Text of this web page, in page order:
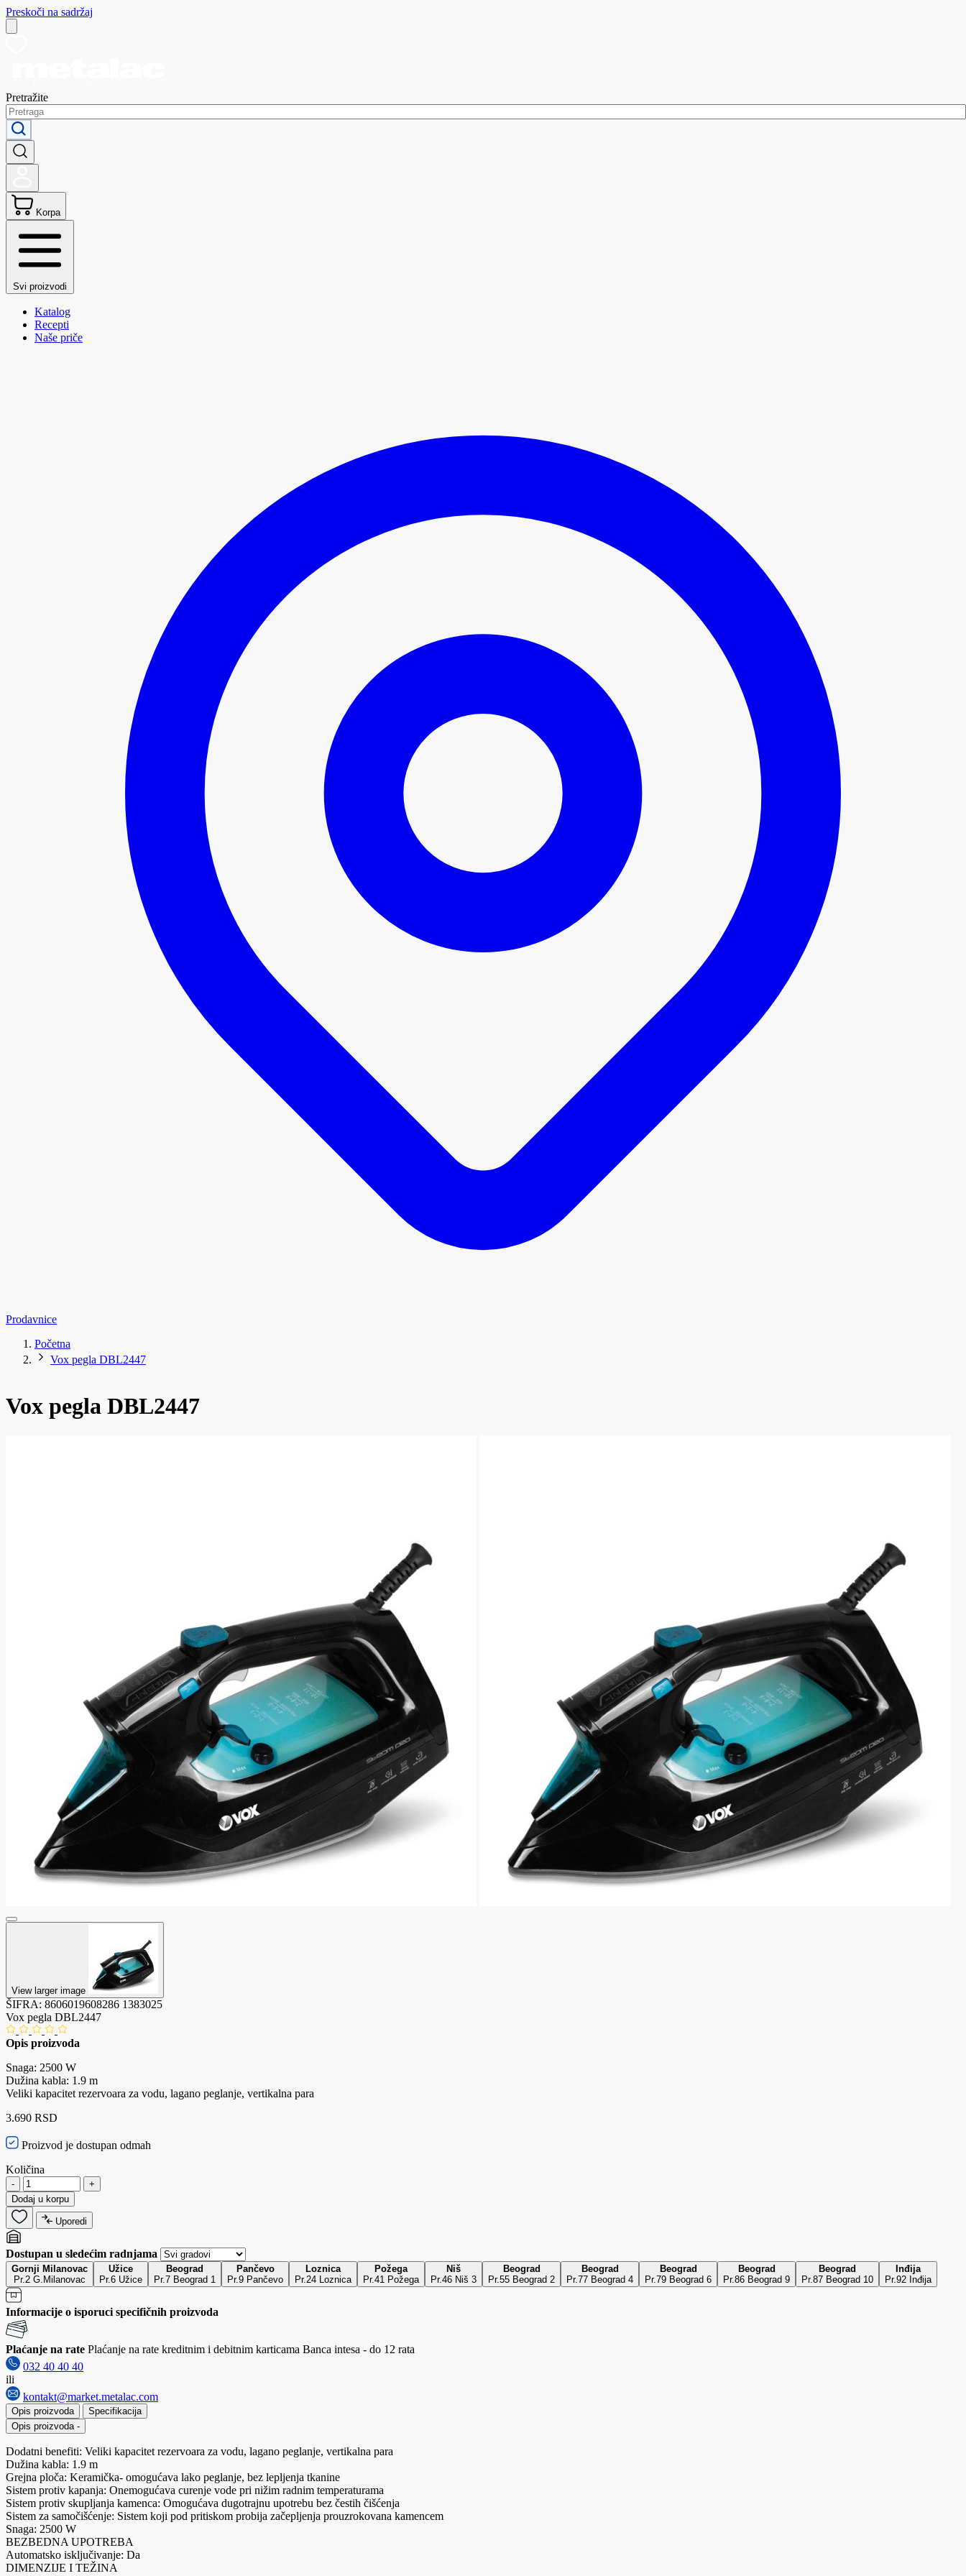
Preskoči na sadržaj
Pretražite
Korpa
Svi proizvodi
Katalog
Recepti
Naše priče
Prodavnice
Početna
Vox pegla DBL2447
Vox pegla DBL2447
View larger image
ŠIFRA: 8606019608286 1383025
Vox pegla DBL2447
Opis proizvoda
Snaga: 2500 W
Dužina kabla: 1.9 m
Veliki kapacitet rezervoara za vodu, lagano peglanje, vertikalna para
3.690 RSD
Proizvod je dostupan odmah
Količina
-
+
Dodaj u korpu
Uporedi
Dostupan u sledećim radnjama
Gornji Milanovac
Pr.2 G.Milanovac
Užice
Pr.6 Užice
Beograd
Pr.7 Beograd 1
Pančevo
Pr.9 Pančevo
Loznica
Pr.24 Loznica
Požega
Pr.41 Požega
Niš
Pr.46 Niš 3
Beograd
Pr.55 Beograd 2
Beograd
Pr.77 Beograd 4
Beograd
Pr.79 Beograd 6
Beograd
Pr.86 Beograd 9
Beograd
Pr.87 Beograd 10
Inđija
Pr.92 Inđija
Informacije o isporuci specifičnih proizvoda
Plaćanje na rate Plaćanje na rate kreditnim i debitnim karticama Banca intesa - do 12 rata
032 40 40 40
ili
kontakt@market.metalac.com
Opis proizvoda
Specifikacija
Opis proizvoda -
Dodatni benefiti: Veliki kapacitet rezervoara za vodu, lagano peglanje, vertikalna para
Dužina kabla: 1.9 m
Grejna ploča: Keramička- omogućava lako peglanje, bez lepljenja tkanine
Sistem protiv kapanja: Onemogućava curenje vode pri nižim radnim temperaturama
Sistem protiv skupljanja kamenca: Omogućava dugotrajnu upotrebu bez čestih čišćenja
Sistem za samočišćenje: Sistem koji pod pritiskom probija začepljenja prouzrokovana kamencem
Snaga: 2500 W
BEZBEDNA UPOTREBA
Automatsko isključivanje: Da
DIMENZIJE I TEŽINA